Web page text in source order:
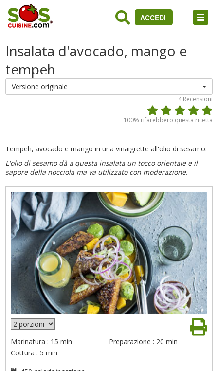
ACCEDI
Insalata d'avocado, mango e
tempeh
Versione originale
4Recensioni
100% rifarebbero questa ricetta
Tempeh, avocado e mango in una vinaigrette all'olio di sesamo.
L'olio di sesamo dà a questa insalata un tocco orientale e il
sapore della nocciola ma va utilizzato con moderazione.
Marinatura : 15 min
Preparazione : 20 min
Cottura : 5 min